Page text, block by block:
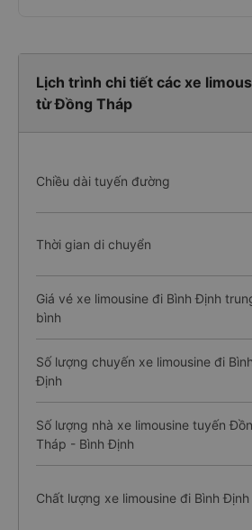
Lịch trình chi tiết các xe
từ Đồng Tháp
Chiều dài tuyến đường
Thời gian di chuyển
Giá vé xe limousine đi Bình Định
bình
Số lượng chuyến xe limousine đi Bình
Định
Số lượng nhà xe limousine tuyến
Tháp - Bình Định
Chất lượng xe limousine đi Bình Định